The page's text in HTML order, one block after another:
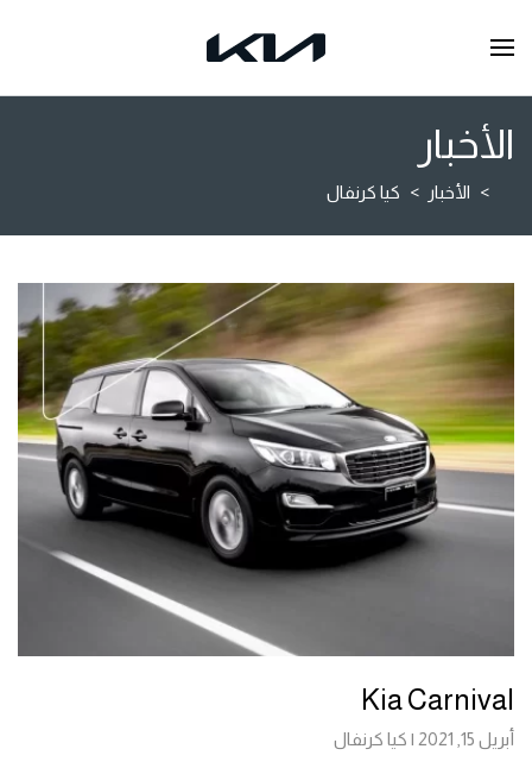
الأخبار
الأخبار كيا كرنفال
Kia Carnival
أبريل 15, 2021 | كيا كرنفال